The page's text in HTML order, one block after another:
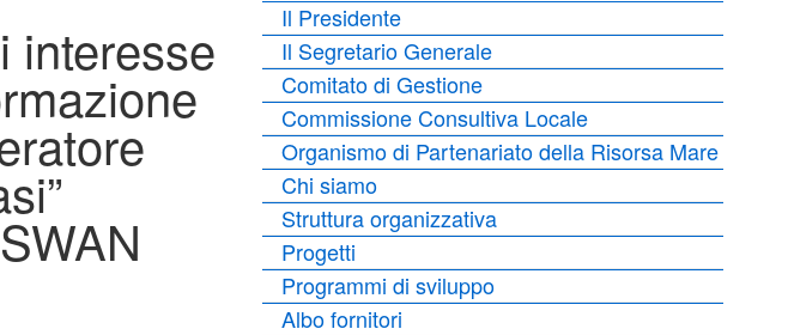
interesse
Il Presidente
Il Segretario Generale
Comitato di Gestione
Commissione Consultiva Locale
Organismo di Partenariato della Risorsa Mare
Chi siamo
Struttura organizzativa
Progetti
Programmi di sviluppo
Albo fornitori